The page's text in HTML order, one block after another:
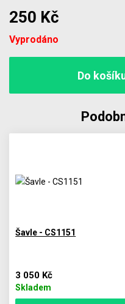
250 Kč
Vyprodáno
Šavle - CS1151
3 050 Kč
Skladem